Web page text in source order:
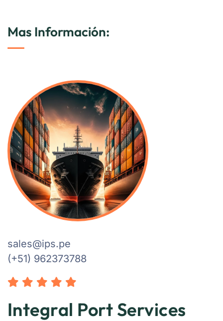
Mas Información:
sales@ips.pe
(+51) 962373788
Integral Port Services